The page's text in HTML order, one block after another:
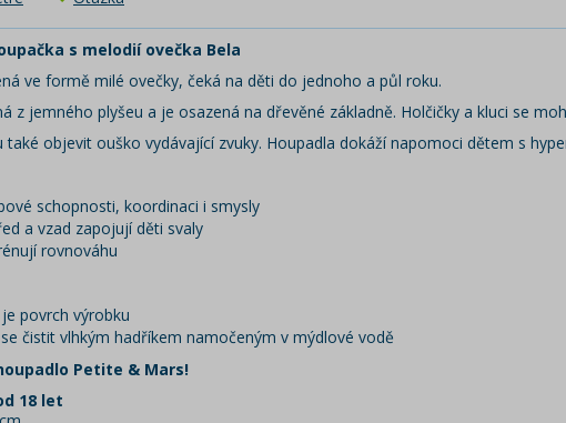
s melodií ovečka Bela
ve formě milé ovečky, čeká na děti do jednoho a půl roku.
z jemného plyšeu a je osazená na dřevěné základně. Holčičky a kluci se
také objevit ouško vydávající zvuky. Houpadla dokáží napomoci dětem s
schopnosti, koordinaci i smysly
a vzad zapojují děti svaly
rovnováhu
povrch výrobku
čistit vlhkým hadříkem namočeným v mýdlové vodě
Petite & Mars!
18 let